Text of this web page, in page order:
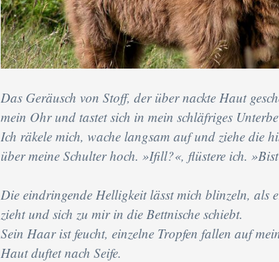
Das Geräusch von Stoff, der über nackte Haut
mein Ohr und tastet sich in mein schläfriges
Ich räkele mich, wache langsam auf und ziehe die
über meine Schulter hoch. »Ifill?«, flüstere ich.
Die eindringende Helligkeit lässt mich blinzeln, als
zieht und sich zu mir in die Bettnische schiebt.
Sein Haar ist feucht, einzelne Tropfen fallen auf
Haut duftet nach Seife.